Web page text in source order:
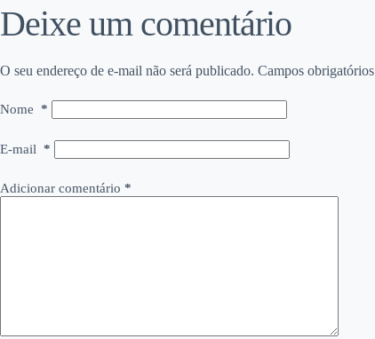
Deixe um comentário
O seu endereço de e-mail não será publicado. Campos
Nome *
E-mail *
Adicionar comentário *